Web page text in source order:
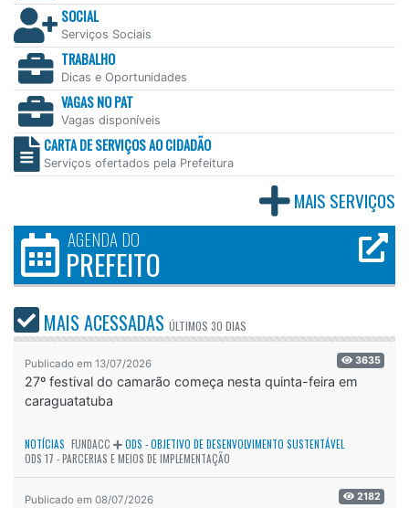
SOCIAL
Serviços Sociais
TRABALHO
Dicas e Oportunidades
VAGAS NO PAT
Vagas disponíveis
CARTA DE SERVIÇOS AO CIDADÃO
Serviços ofertados pela Prefeitura
MAIS SERVIÇOS
AGENDA DO
PREFEITO
MAIS ACESSADAS ÚLTIMOS 30 DIAS
Publicado em 13/07/2026 3635
27º festival do camarão começa nesta quinta-feira em
caraguatatuba
NOTÍCIAS FUNDACC
ODS - OBJETIVO DE DESENVOLVIMENTO SUSTENTÁVEL
ODS 17 - PARCERIAS E MEIOS DE IMPLEMENTAÇÃO
Publicado em 08/07/2026 2182